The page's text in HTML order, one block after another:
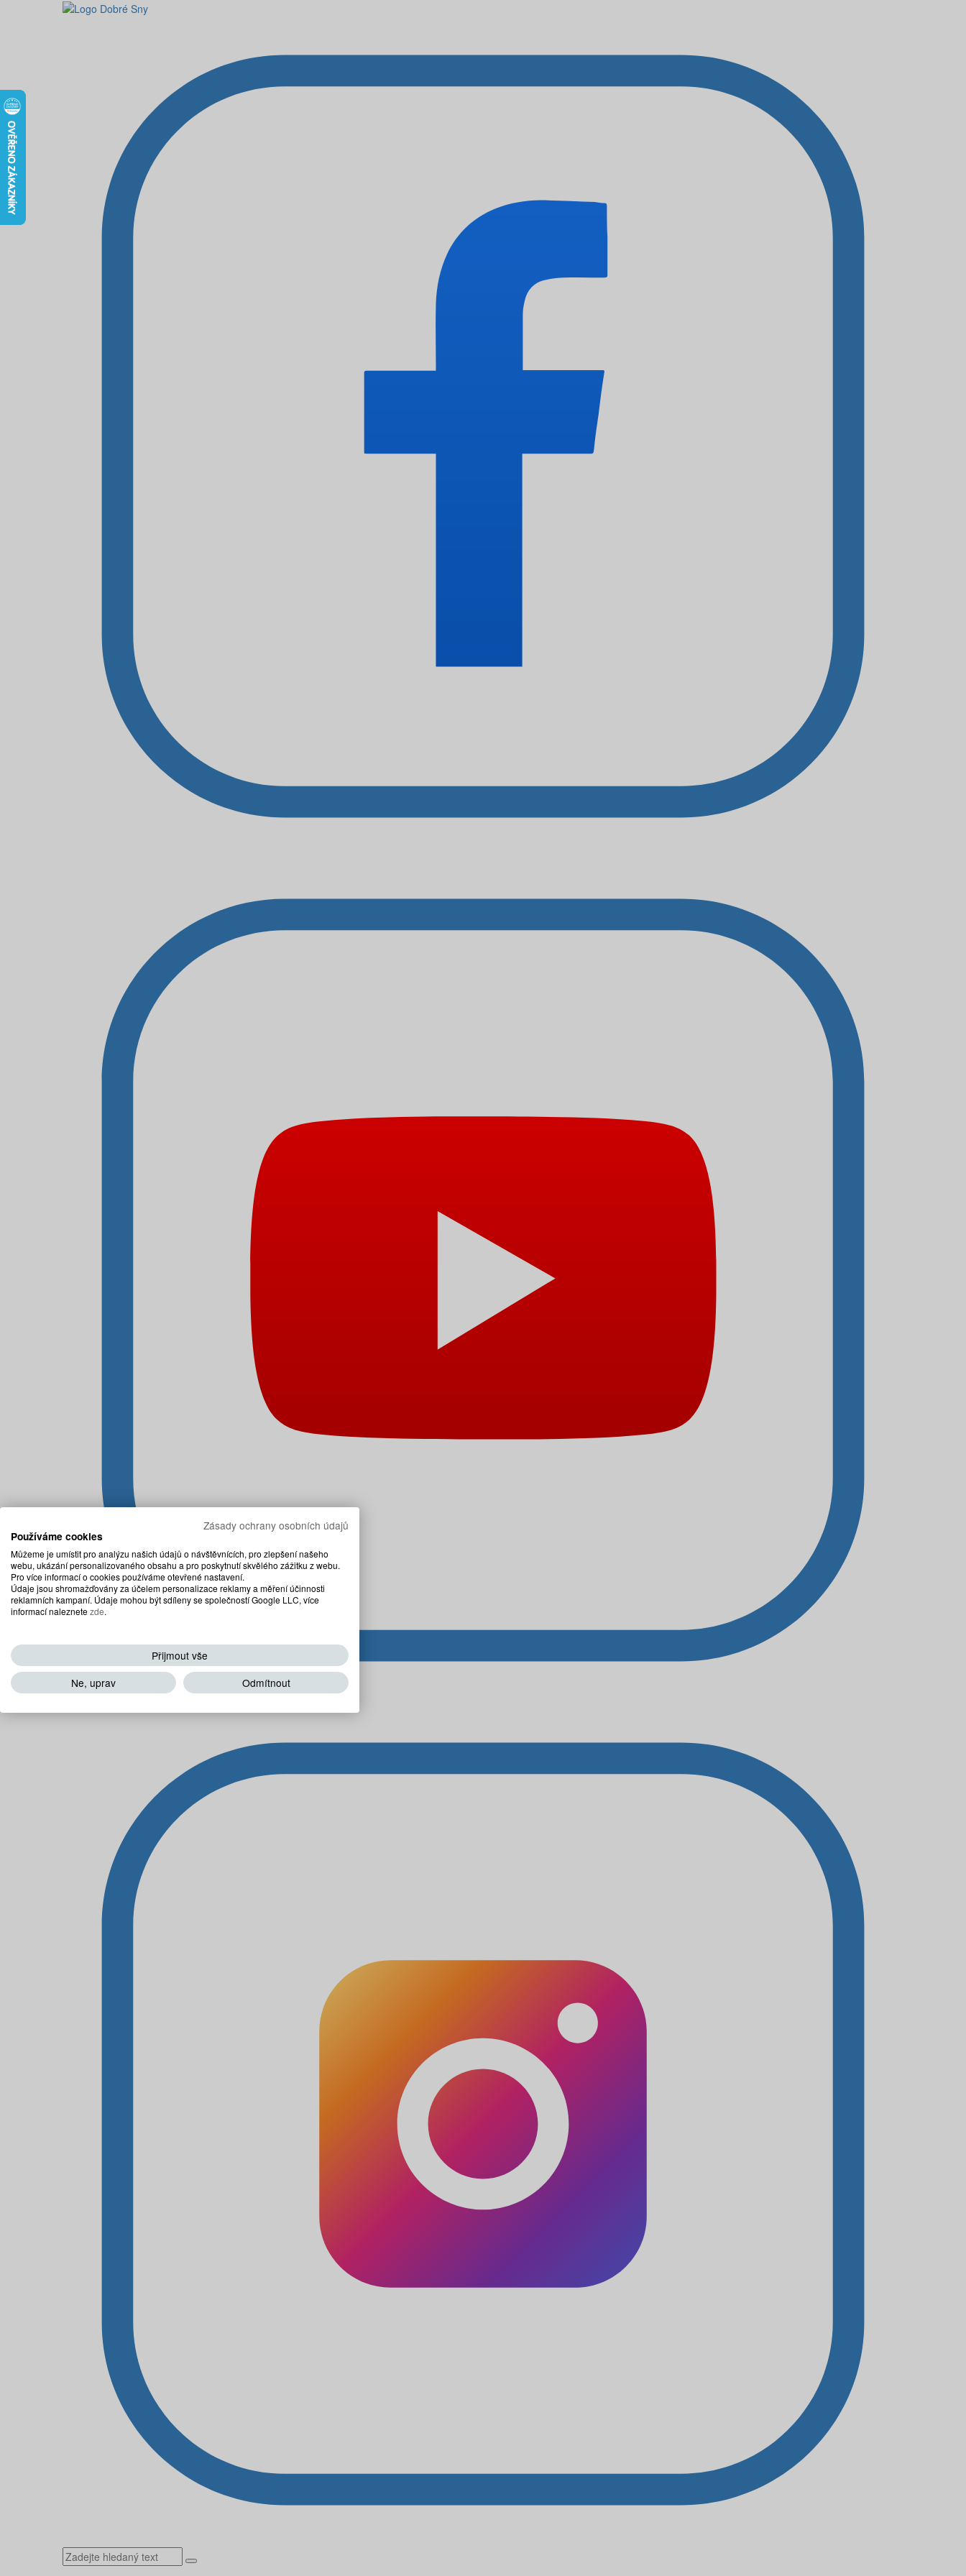
Zásady ochrany osobních údajů
Používáme cookies
Můžeme je umístit pro analýzu našich údajů o návštěvnících, pro zlepšení našeho
webu, ukázání personalizovaného obsahu a pro poskytnutí skvělého zážitku z webu.
Pro více informací o cookies používáme otevřené nastavení.
Údaje jsou shromažďovány za účelem personalizace reklamy a měření účinnosti
reklamních kampaní. Údaje mohou být sdíleny se společností Google LLC, více
informací naleznetezde.
Přijmout vše
Ne, uprav
Odmítnout